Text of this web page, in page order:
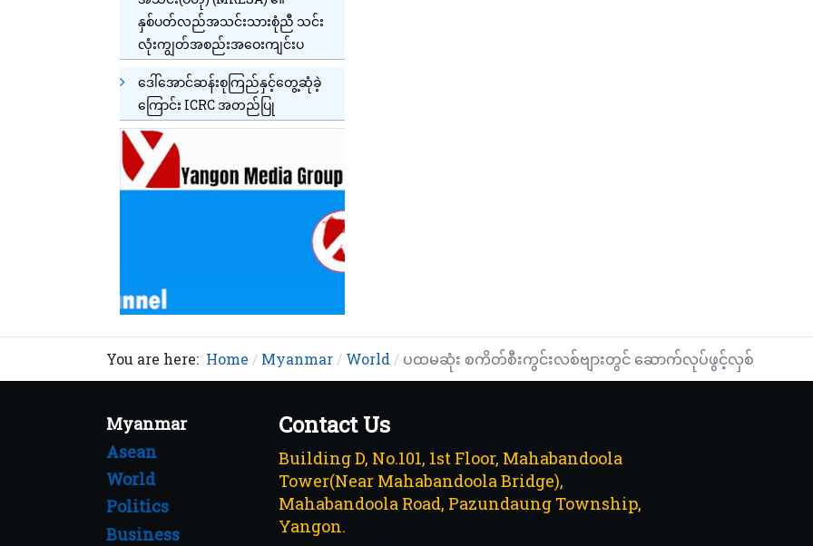
နှစ်ပတ်လည်အသင်းသားစုံညီ သင်း
လုံးကျွတ်အစည်းအဝေးကျင်းပ
ဒေါ်အောင်ဆန်းစုကြည်နှင့်တွေ့ဆုံခဲ့
ကြောင်း ICRC အတည်ပြု
You are here: Home Myanmar World ပထမဆုံး စကိတ်စီးကွင်းလစ်ဗျားတွင် ဆောက်လုပ်ဖွင့်လှစ်
Myanmar
Asean
World
Politics
Business
Contact Us
Building D, No.101, 1st Floor, Mahabandoola
Tower(Near Mahabandoola Bridge),
Mahabandoola Road, Pazundaung Township,
Yangon.